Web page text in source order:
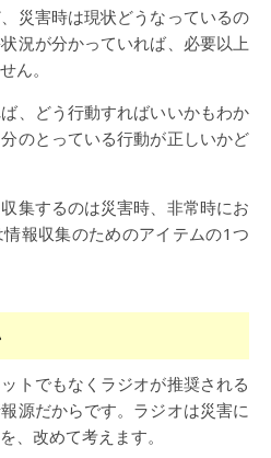
災害時は現状どうなっているの
況が分かっていれば、必要以上
ん。
、どう行動すればいいかもわか
のとっている行動が正しいかど
集するのは災害時、非常時にお
報収集のためのアイテムの1つ
トでもなくラジオが推奨される
源だからです。ラジオは災害に
、改めて考えます。